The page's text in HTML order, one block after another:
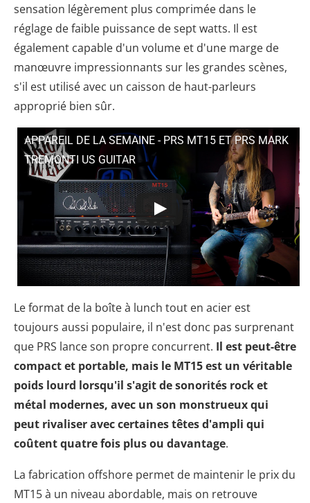
sensation légèrement plus comprimée dans le
réglage de faible puissance de sept watts. Il est
également capable d'un volume et d'une marge de
manœuvre impressionnants sur les grandes scènes,
s'il est utilisé avec un caisson de haut-parleurs
approprié bien sûr.
APPAREIL DE LA SEMAINE - PRS MT15 ET PRS MARK
TREMONTI US GUITAR
Le format de la boîte à lunch tout en acier est
toujours aussi populaire, il n'est donc pas surprenant
que PRS lance son propre concurrent. Il est peut-être
compact et portable, mais le MT15 est un véritable
poids lourd lorsqu'il s'agit de sonorités rock et
métal modernes, avec un son monstrueux qui
peut rivaliser avec certaines têtes d'ampli qui
coûtent quatre fois plus ou davantage.
La fabrication offshore permet de maintenir le prix du
MT15 à un niveau abordable, mais on retrouve